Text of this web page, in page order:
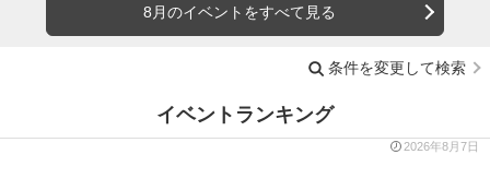
8月のイベントをすべて見る
条件を変更して検索
イベントランキング
2026年8月7日